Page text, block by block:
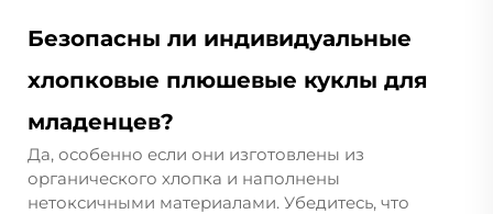
Безопасны ли индивидуальные
хлопковые плюшевые куклы для
младенцев?
Да, особенно если они изготовлены из
органического хлопка и наполнены
нетоксичными материалами. Убедитесь, что